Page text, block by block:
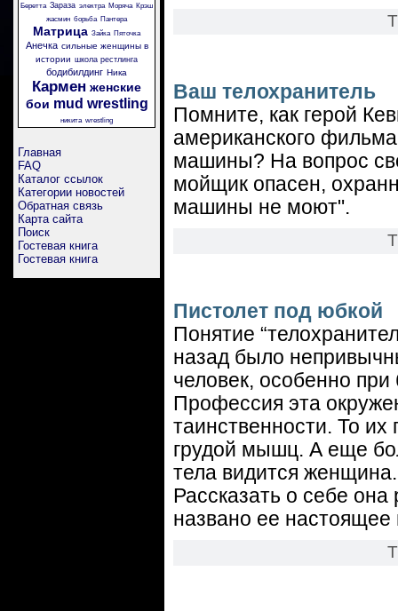
Беретта Зараза электра Моряча Крэш
жасмин борьба Пантера
Матрица Зайка Пяточка
Анечка сильные женщины в
истории школа рестлинга
бодибилдинг Ника
Кармен женские
бои mud wrestling
никита wrestling
Главная
FAQ
Каталог ссылок
Категории новостей
Обратная связь
Карта сайта
Поиск
Гостевая книга
Гостевая книга
Ваш телохранитель
Помните, как герой
американского
машины? На вопрос
мойщик опасен,
машины не моют".
Пистолет под юбкой
Понятие
назад было
человек, особенно
Профессия эта
таинственности. То их
грудой мышц. А еще
тела видится
Рассказать о себе
названо ее настоящее